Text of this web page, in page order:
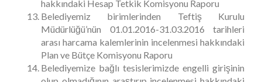
hakkındaki Hesap Tetkik Komisyonu Raporu
Belediyemiz birimlerinden Teftiş Kurulu
Müdürlüğü’nün 01.01.2016-31.03.2016 tarihleri
arası harcama kalemlerinin incelenmesi hakkındaki
Plan ve Bütçe Komisyonu Raporu
Belediyemize bağlı tesislerimizde engelli girişinin